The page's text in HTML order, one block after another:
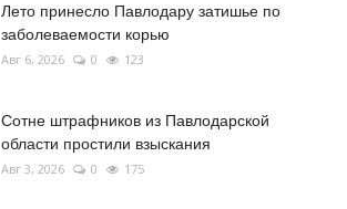
Лето принесло Павлодару затишье по
заболеваемости корью
Авг 6, 2026 0 123
Сотне штрафников из Павлодарской
области простили взыскания
Авг 3, 2026 0 175